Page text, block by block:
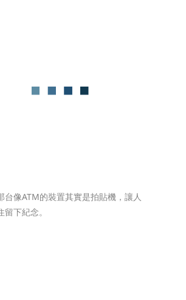
台像ATM的裝置其實是拍貼機，讓人
留下紀念。